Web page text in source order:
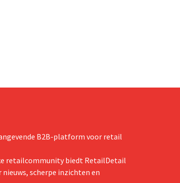
B2B-platform voor retail
retailcommunity biedt RetailDetail
scherpe inzichten en